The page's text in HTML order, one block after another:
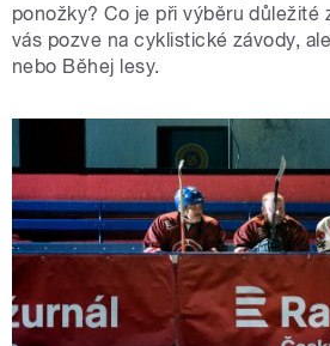
ponožky? Co je při výběru důležité
vás pozve na cyklistické závody,
nebo Běhej lesy.